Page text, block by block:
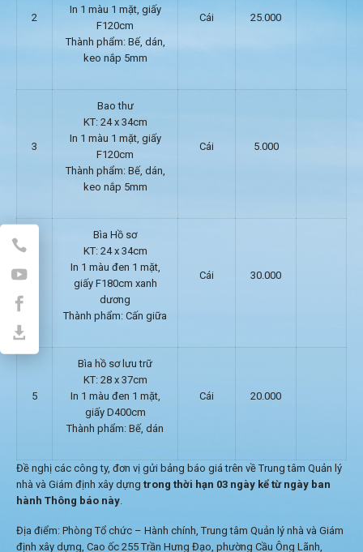
2
In 1 màu 1 mặt, giấy
F120cm
Thành phẩm: Bế, dán,
keo nắp 5mm
Cái 25.000
3
Bao thư
KT: 24 x 34cm
In 1 màu 1 mặt, giấy
F120cm
Thành phẩm: Bế, dán,
keo nắp 5mm
Cái 5.000
Bìa Hồ sơ
KT: 24 x 34cm
In 1 màu đen 1 mặt,
giấy F180cm xanh
dương
Thành phẩm: Cấn giữa
Cái 30.000
5
Bìa hồ sơ lưu trữ
KT: 28 x 37cm
In 1 màu đen 1 mặt,
giấy D400cm
Thành phẩm: Bế, dán
Cái 20.000
Đề nghị các công ty, đơn vị gửi bảng báo giá trên về Trung tâm Quản lý
nhà và Giám định xây dựng trong thời hạn 03 ngày kể từ ngày ban
hành Thông báo này
Địa điểm: Phòng Tổ chức – Hành chính, Trung tâm Quản lý nhà và Giám
định xây dựng, Cao ốc 255 Trần Hưng Đạo, phường Cầu Ông Lãnh,